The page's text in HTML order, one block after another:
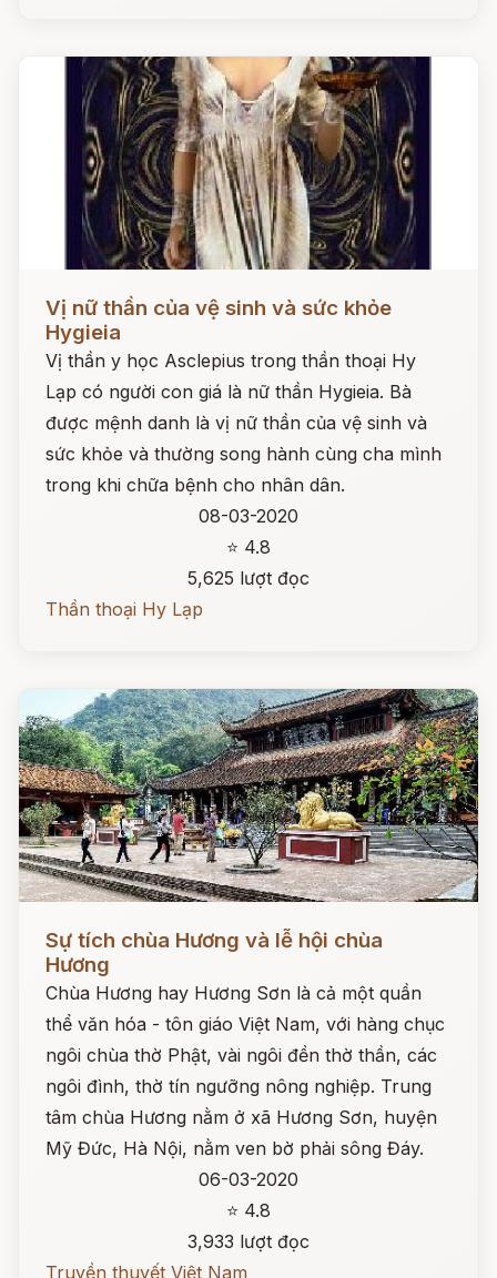
Vị nữ thần của vệ sinh và sức khỏe
Hygieia
Vị thần y học Asclepius trong thần thoại Hy
Lạp có người con giá là nữ thần Hygieia. Bà
được mệnh danh là vị nữ thần của vệ sinh và
sức khỏe và thường song hành cùng cha mình
trong khi chữa bệnh cho nhân dân.
08-03-2020
⭐ 4.8
5,625 lượt đọc
Thần thoại Hy Lạp
Sự tích chùa Hương và lễ hội chùa
Hương
Chùa Hương hay Hương Sơn là cả một quần
thể văn hóa - tôn giáo Việt Nam, với hàng chục
ngôi chùa thờ Phật, vài ngôi đền thờ thần, các
ngôi đình, thờ tín ngưỡng nông nghiệp. Trung
tâm chùa Hương nằm ở xã Hương Sơn, huyện
Mỹ Đức, Hà Nội, nằm ven bờ phải sông Đáy.
06-03-2020
⭐ 4.8
3,933 lượt đọc
Truyền thuyết Việt Nam